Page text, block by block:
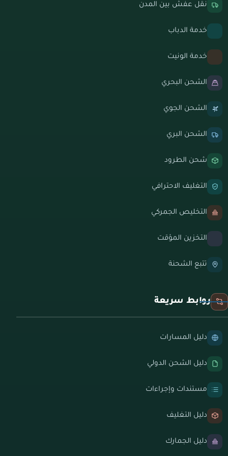
نقل عفش بين المدن
خدمة الدباب
خدمة الونيت
الشحن البحري
الشحن الجوي
الشحن البري
شحن الطرود
التغليف الاحترافي
التخليص الجمركي
التخزين المؤقت
تتبع الشحنة
روابط سريعة
دليل المسارات
دليل الشحن الدولي
مستندات وإجراءات
دليل التغليف
دليل الجمارك